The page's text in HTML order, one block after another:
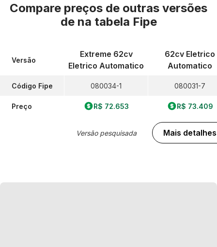
Compare preços de outras versões
de na tabela Fipe
Versão
Código Fipe
Preço
Extreme 62cv
Eletrico Automatico
080034-1
R$ 72.653
Versão pesquisada
62cv Eletrico
Automatico
080031-7
R$ 73.409
Mais detalhes